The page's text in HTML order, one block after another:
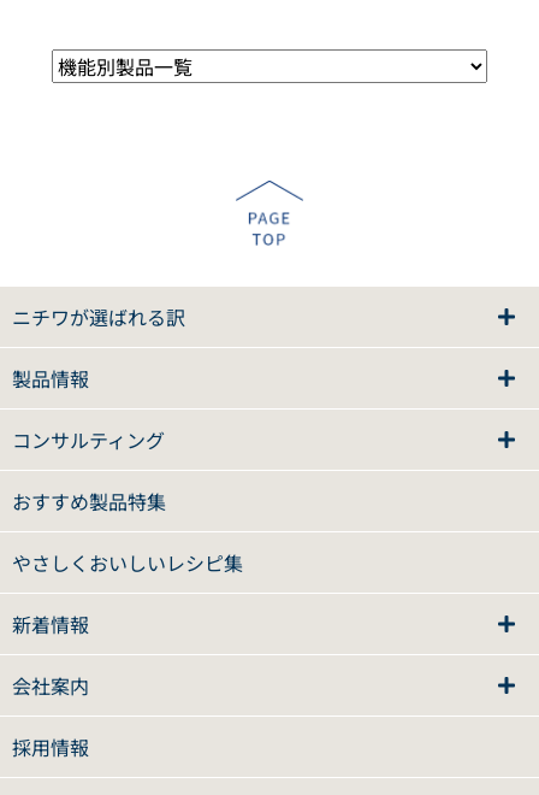
ニチワが選ばれる訳
製品情報
コンサルティング
おすすめ製品特集
やさしくおいしいレシピ集
新着情報
会社案内
採用情報